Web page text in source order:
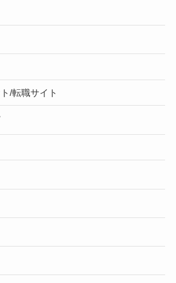
/転職サイト